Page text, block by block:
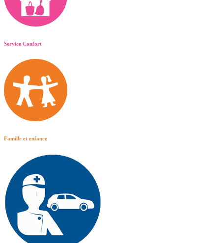
Service Confort
Famille et enfance